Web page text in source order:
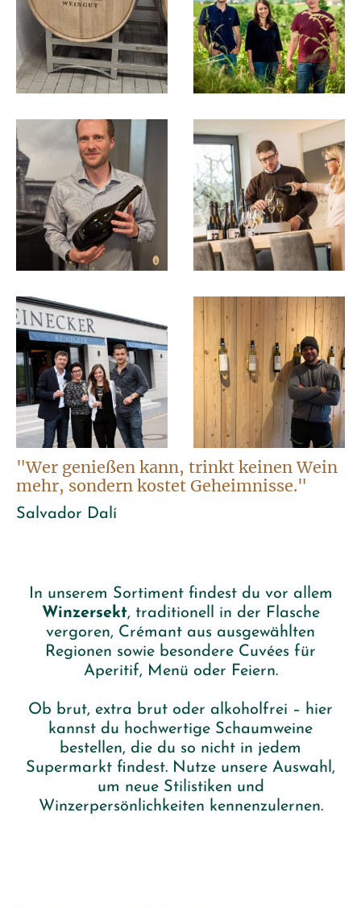
"Wer genießen kann, trinkt keinen Wein
mehr, sondern kostet Geheimnisse."
Salvador Dalí
In unserem Sortiment findest du vor allem
Winzersekt, traditionell in der Flasche
vergoren, Crémant aus ausgewählten
Regionen sowie besondere Cuvées für
Aperitif, Menü oder Feiern.
Ob brut, extra brut oder alkoholfrei – hier
kannst du hochwertige Schaumweine
bestellen, die du so nicht in jedem
Supermarkt findest. Nutze unsere Auswahl,
um neue Stilistiken und
Winzerpersönlichkeiten kennenzulernen.